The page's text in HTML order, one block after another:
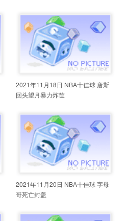
2021年11月18日 NBA十佳球 唐斯
回头望月暴力炸筐
2021年11月20日 NBA十佳球 字母
哥死亡封盖